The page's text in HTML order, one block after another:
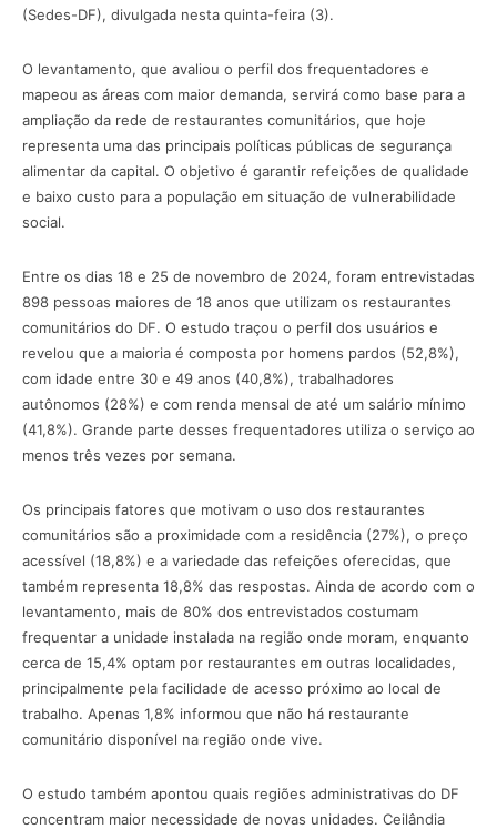
(Sedes-DF), divulgada nesta quinta-feira (3).
O levantamento, que avaliou o perfil dos frequentadores e
mapeou as áreas com maior demanda, servirá como base para a
ampliação da rede de restaurantes comunitários, que hoje
representa uma das principais políticas públicas de segurança
alimentar da capital. O objetivo é garantir refeições de qualidade
e baixo custo para a população em situação de vulnerabilidade
social.
Entre os dias 18 e 25 de novembro de 2024, foram entrevistadas
898 pessoas maiores de 18 anos que utilizam os restaurantes
comunitários do DF. O estudo traçou o perfil dos usuários e
revelou que a maioria é composta por homens pardos (52,8%),
com idade entre 30 e 49 anos (40,8%), trabalhadores
autônomos (28%) e com renda mensal de até um salário mínimo
(41,8%). Grande parte desses frequentadores utiliza o serviço ao
menos três vezes por semana.
Os principais fatores que motivam o uso dos restaurantes
comunitários são a proximidade com a residência (27%), o preço
acessível (18,8%) e a variedade das refeições oferecidas, que
também representa 18,8% das respostas. Ainda de acordo com o
levantamento, mais de 80% dos entrevistados costumam
frequentar a unidade instalada na região onde moram, enquanto
cerca de 15,4% optam por restaurantes em outras localidades,
principalmente pela facilidade de acesso próximo ao local de
trabalho. Apenas 1,8% informou que não há restaurante
comunitário disponível na região onde vive.
O estudo também apontou quais regiões administrativas do DF
concentram maior necessidade de novas unidades. Ceilândia